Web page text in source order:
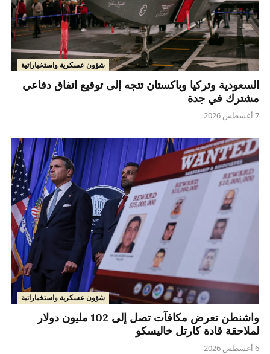
شؤون عسكرية واستخباراتية
السعودية وتركيا وباكستان تتجه إلى توقيع اتفاق دفاعي
مشترك في جدة
7 أغسطس 2026
شؤون عسكرية واستخباراتية
واشنطن تعرض مكافآت تصل إلى 102 مليون دولار
لملاحقة قادة كارتل خاليسكو
6 أغسطس 2026